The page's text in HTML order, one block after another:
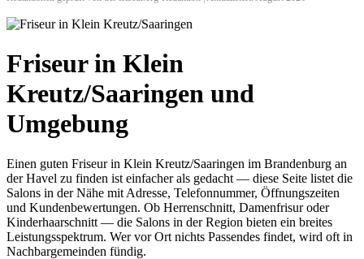
Friseur in Klein
Kreutz/Saaringen und
Umgebung
Einen guten Friseur in Klein Kreutz/Saaringen im Brandenburg an
der Havel zu finden ist einfacher als gedacht — diese Seite listet die
Salons in der Nähe mit Adresse, Telefonnummer, Öffnungszeiten
und Kundenbewertungen. Ob Herrenschnitt, Damenfrisur oder
Kinderhaarschnitt — die Salons in der Region bieten ein breites
Leistungsspektrum. Wer vor Ort nichts Passendes findet, wird oft in
Nachbargemeinden fündig.